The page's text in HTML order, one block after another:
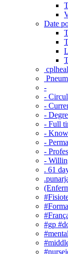
Date
-
-
-
-
- Full
-
-
-
-
. 61
#gp